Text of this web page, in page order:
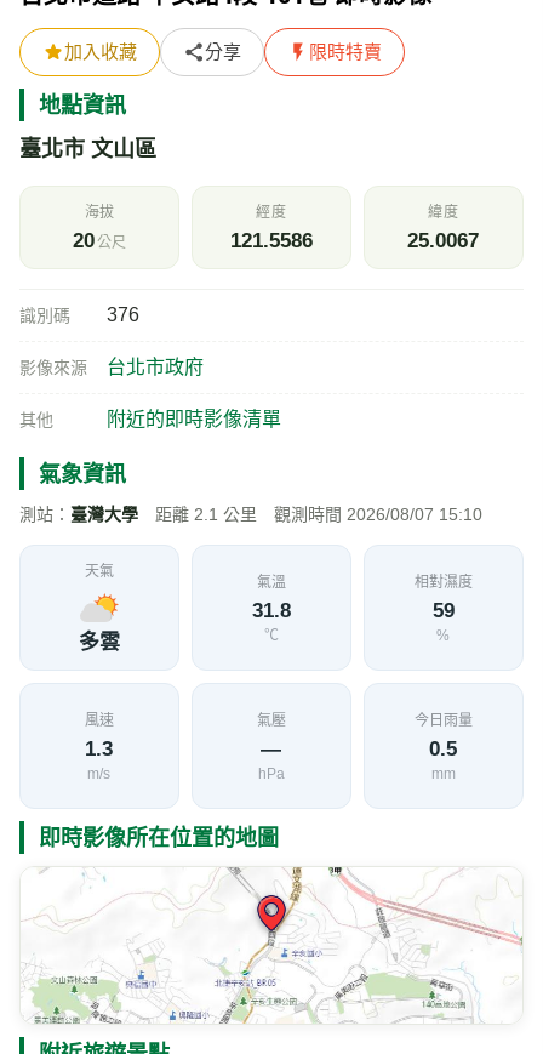
加入收藏 分享 限時特賣
地點資訊
臺北市 文山區
海拔
20公尺
經度
121.5586
緯度
25.0067
識別碼 376
影像來源 台北市政府
其他 附近的即時影像清單
氣象資訊
測站： 臺灣大學 距離 2.1 公里 觀測時間 2026/08/07 15:10
天氣
多雲
氣溫
31.8
℃
相對濕度
59
%
風速
1.3
m/s
氣壓
—
hPa
今日雨量
0.5
mm
即時影像所在位置的地圖